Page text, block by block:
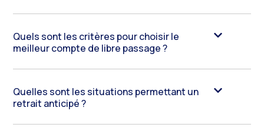
Quels sont les critères pour choisir le
meilleur compte de libre passage ?
Quelles sont les situations permettant un
retrait anticipé ?